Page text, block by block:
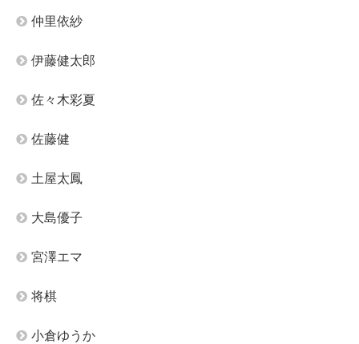
仲里依紗
伊藤健太郎
佐々木彩夏
佐藤健
土屋太鳳
大島優子
宮澤エマ
将棋
小倉ゆうか